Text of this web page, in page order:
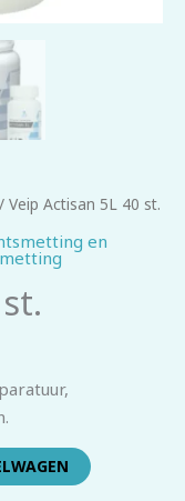
/ Veip Actisan 5L 40 st.
en